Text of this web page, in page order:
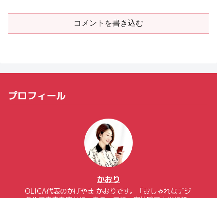
コメントを書き込む
プロフィール
かおり
OLICA代表のかげやま かおりです。「おしゃれなデジ